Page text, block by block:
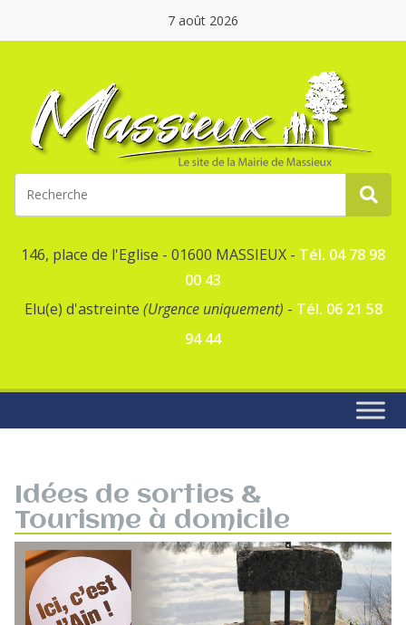
7 août 2026
146, place de l'Eglise - 01600 MASSIEUX - Tél. 04 78 98
00 43
Elu(e) d'astreinte (Urgence uniquement) - Tél. 06 21 58
94 44
Idées de sorties &
Tourisme à domicile